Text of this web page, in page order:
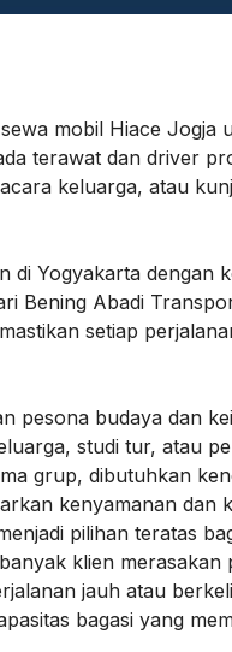
mobil Hiace Jogja
terawat dan driver
keluarga, atau
di Yogyakarta dengan
Bening Abadi
setiap
pesona budaya dan
studi tur, atau
grup, dibutuhkan
kenyamanan dan
pilihan teratas
klien merasakan
jauh atau
bagasi yang